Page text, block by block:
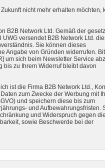
nicht mehr erhalten möchten,
B2B Network Ltd. Gemäß der
UWG versendet B2B Network Ltd.
Sie können dieses
Angabe von Gründen widerrufen.
um sich beim Newsletter Service
bis zu Ihrem Widerruf bleibt davon
ist die Firma B2B Network Ltd.,
zum Zwecke der Werbung mit
und speichern diese bis zum
und Aufbewahrungsfristen.
und Widerspruch gegen die
sowie Beschwerde bei der